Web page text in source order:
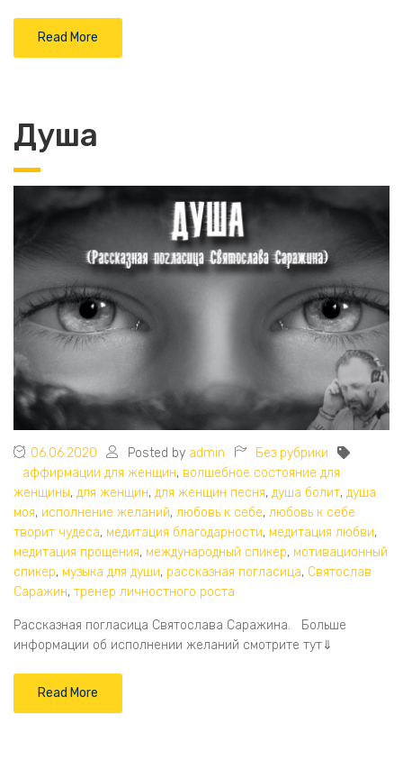
Read More
Душа
06.06.2020 Posted by admin
Без рубрики
аффирмации для женщин, волшебное состояние для
женщины, для женщин, для женщин песня, душа болит, душа
моя, исполнение желаний, любовь к себе, любовь к себе
творит чудеса, медитация благодарности, медитация любви,
медитация прощения, международный спикер, мотивационный
спикер, музыка для души, рассказная погласица, Святослав
Саражин, тренер личностного роста
Рассказная погласица Святослава Саражина. Больше
информации об исполнении желаний смотрите тут⇓
Read More